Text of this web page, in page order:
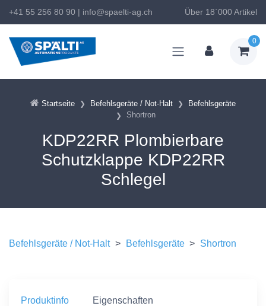
+41 55 256 80 90 | info@spaelti-ag.ch Über 18`000 Artikel
0
Startseite Befehlsgeräte / Not-Halt
Befehlsgeräte
Shortron
KDP22RR Plombierbare
Schutzklappe KDP22RR
Schlegel
Befehlsgeräte / Not-Halt > Befehlsgeräte > Shortron
Produktinfo Eigenschaften